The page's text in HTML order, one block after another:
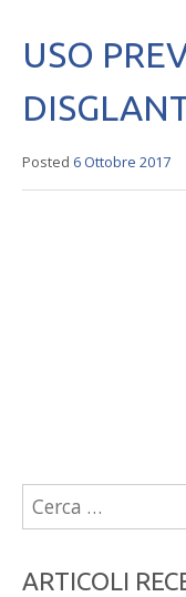
USO
Posted 6 Ottobre 2017
Ricerca
per:
ARTICOLI